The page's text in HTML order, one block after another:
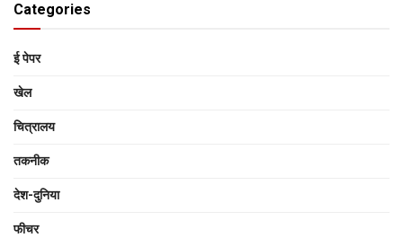
Categories
ई पेपर
खेल
चित्रालय
तकनीक
देश-दुनिया
फीचर